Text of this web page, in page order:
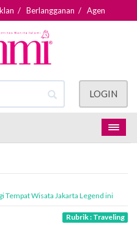
/ Berlangganan / Agen
LOGIN
Tempat Wisata Jakarta Legend ini
Rubrik : Traveling